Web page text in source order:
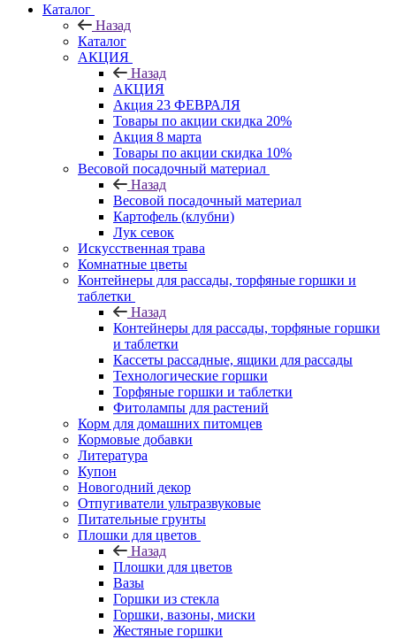
Каталог
Назад
Каталог
АКЦИЯ
Назад
АКЦИЯ
Акция 23 ФЕВРАЛЯ
Товары по акции скидка 20%
Акция 8 марта
Товары по акции скидка 10%
Весовой посадочный материал
Назад
Весовой посадочный материал
Картофель (клубни)
Лук севок
Искусственная трава
Комнатные цветы
Контейнеры для рассады, торфяные горшки и
таблетки
Назад
Контейнеры для рассады, торфяные горшки
и таблетки
Кассеты рассадные, ящики для рассады
Технологические горшки
Торфяные горшки и таблетки
Фитолампы для растений
Корм для домашних питомцев
Кормовые добавки
Литература
Купон
Новогодний декор
Отпугиватели ультразвуковые
Питательные грунты
Плошки для цветов
Назад
Плошки для цветов
Вазы
Горшки из стекла
Горшки, вазоны, миски
Жестяные горшки